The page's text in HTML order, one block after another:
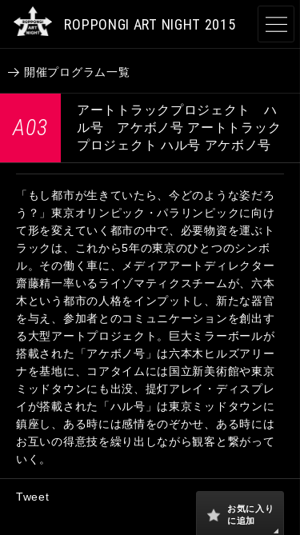
ROPPONGI ART NIGHT 2015
開催概要
開催プログラム
アーティスト
参加施設
参加店舗
JA EN CN KR
開催プログラム一覧
A03
アートトラックプロジェクト ハ
ル号 アケボノ号 アートトラック
プロジェクト ハル号 アケボノ号
「もし都市が生きていたら、今どのような姿だろ
う？」東京オリンピック・パラリンピックに向け
て形を変えていく都市の中で、必要物資を運ぶト
ラックは、これから5年の東京のひとつのシンボ
ル。その働く車に、メディアアートディレクター
齋藤精一率いるライゾマティクスチームが、六本
木という都市の人格をインプットし、新たな器官
を与え、参加者とのコミュニケーションを創出す
る大型アートプロジェクト。巨大ミラーボールが
搭載された「アケボノ号」は六本木ヒルズアリー
ナを基地に、コアタイムには国立新美術館や東京
ミッドタウンにも出没、提灯アレイ・ディスプレ
イが搭載された「ハル号」は東京ミッドタウンに
鎮座し、ある時には感情をのぞかせ、ある時には
お互いの得意技を繰り出しながら観客と繋がって
いく。
Tweet
お気に入り
に追加